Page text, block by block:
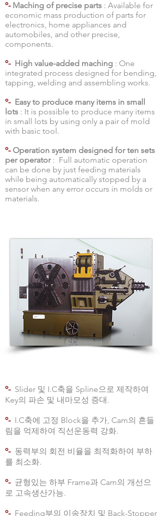
º- Maching of precise parts : Available for
economic mass production of parts for
electronics, home appliances and
automobiles, and other precise,
components.
º- High value-added maching : One
integrated process designed for bending,
tapping, welding and assembling works.
º- Easy to produce many items in small
lots : It is possible to produce many items
in small lots by using only a pair of mold
with basic tool.
º- Operation system designed for ten sets
per operator: Full automatic operation
can be done by just feeding materials
while being automatically stopped by a
sensor when any error occurs in molds or
materials.
º- Slider 및 I.C축을 Spline으로 제작하여
Key의 파손 및 내마모성 증대.
º- I.C축에 고정 Block을 추가, Cam의 흔들
림을 억제하여 직선운동력 강화.
º- 동력부의 회전 비율을 최적화하여 부하
를 최소화.
º- 균형있는 하부 Frame과 Cam의 개선으
로 고속생산가능.
º- Feeding부의 이송장치 및 Back-Stopper